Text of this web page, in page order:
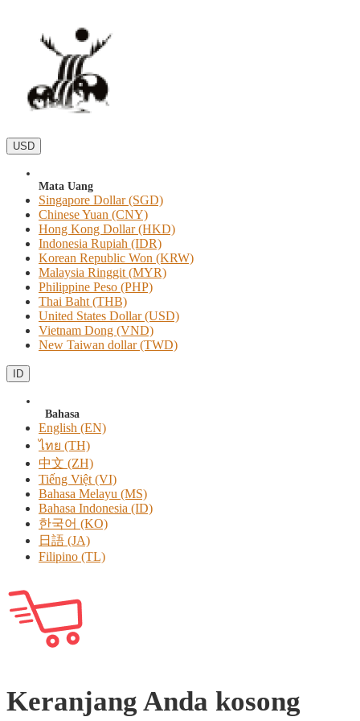
USD
Mata Uang
Singapore Dollar (SGD)
Chinese Yuan (CNY)
Hong Kong Dollar (HKD)
Indonesia Rupiah (IDR)
Korean Republic Won (KRW)
Malaysia Ringgit (MYR)
Philippine Peso (PHP)
Thai Baht (THB)
United States Dollar (USD)
Vietnam Dong (VND)
New Taiwan dollar (TWD)
ID
Bahasa
English (EN)
ไทย (TH)
中文 (ZH)
Tiếng Việt (VI)
Bahasa Melayu (MS)
Bahasa Indonesia (ID)
한국어 (KO)
日語 (JA)
Filipino (TL)
Keranjang Anda kosong